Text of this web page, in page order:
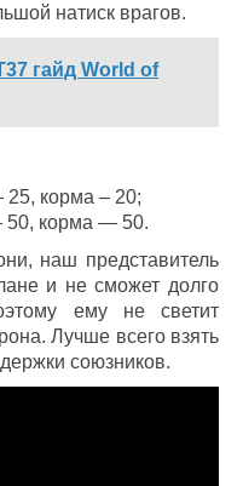
натиск врагов.
гайд World of
корма – 20;
корма — 50.
наш представитель
и не сможет долго
ему не светит
Лучше всего взять
союзников.